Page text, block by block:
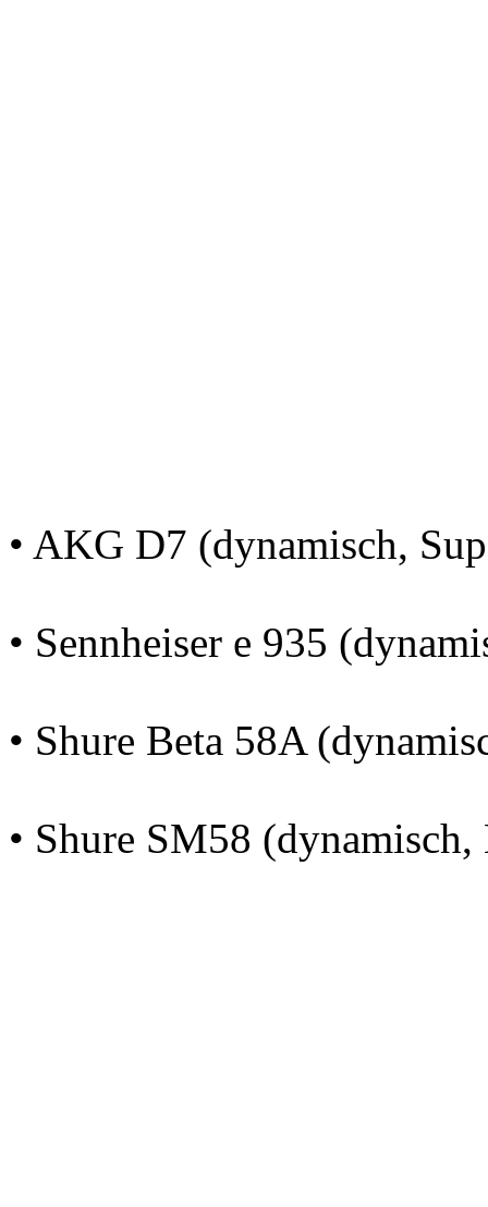
• AKG D7 (dynamisch,
• Sennheiser e 935
• Shure Beta 58A
• Shure SM58 (dynamisch,